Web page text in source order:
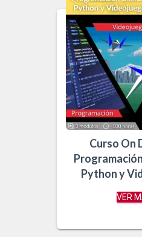
Curso On
Python y
VER